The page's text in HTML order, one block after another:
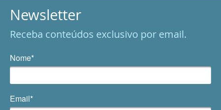
Newsletter
Receba conteúdos exclusivo por email.
Nome*
Email*